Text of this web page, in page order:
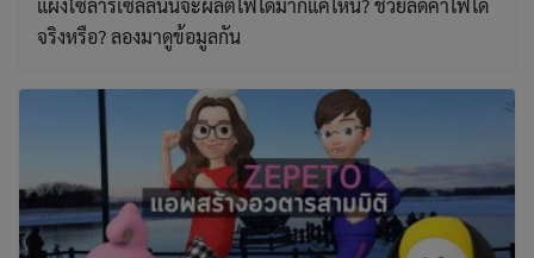
จริงหรือ? ลองมาดูข้อมูลกัน